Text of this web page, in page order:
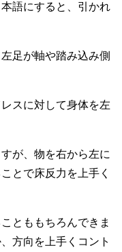
語にすると、引かれ
足が軸や踏み込み側
スに対して身体を左
が、物を右から左に
とで床反力を上手く
とももちろんできま
方向を上手くコント